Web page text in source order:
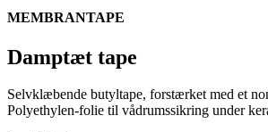
MEMBRANTAPE
Damptæt tape
Selvklæbende butyltape, forstærket med et
Polyethylen-folie til vådrumssikring under